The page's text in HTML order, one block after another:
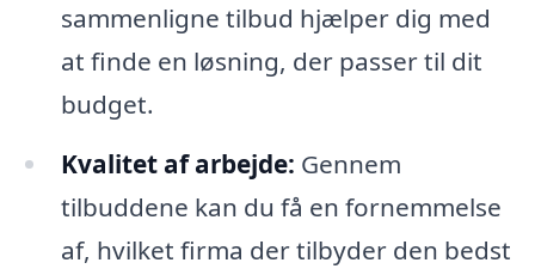
sammenligne tilbud hjælper dig med
at finde en løsning, der passer til dit
budget.
Kvalitet af arbejde: Gennem
tilbuddene kan du få en fornemmelse
af, hvilket firma der tilbyder den bedst